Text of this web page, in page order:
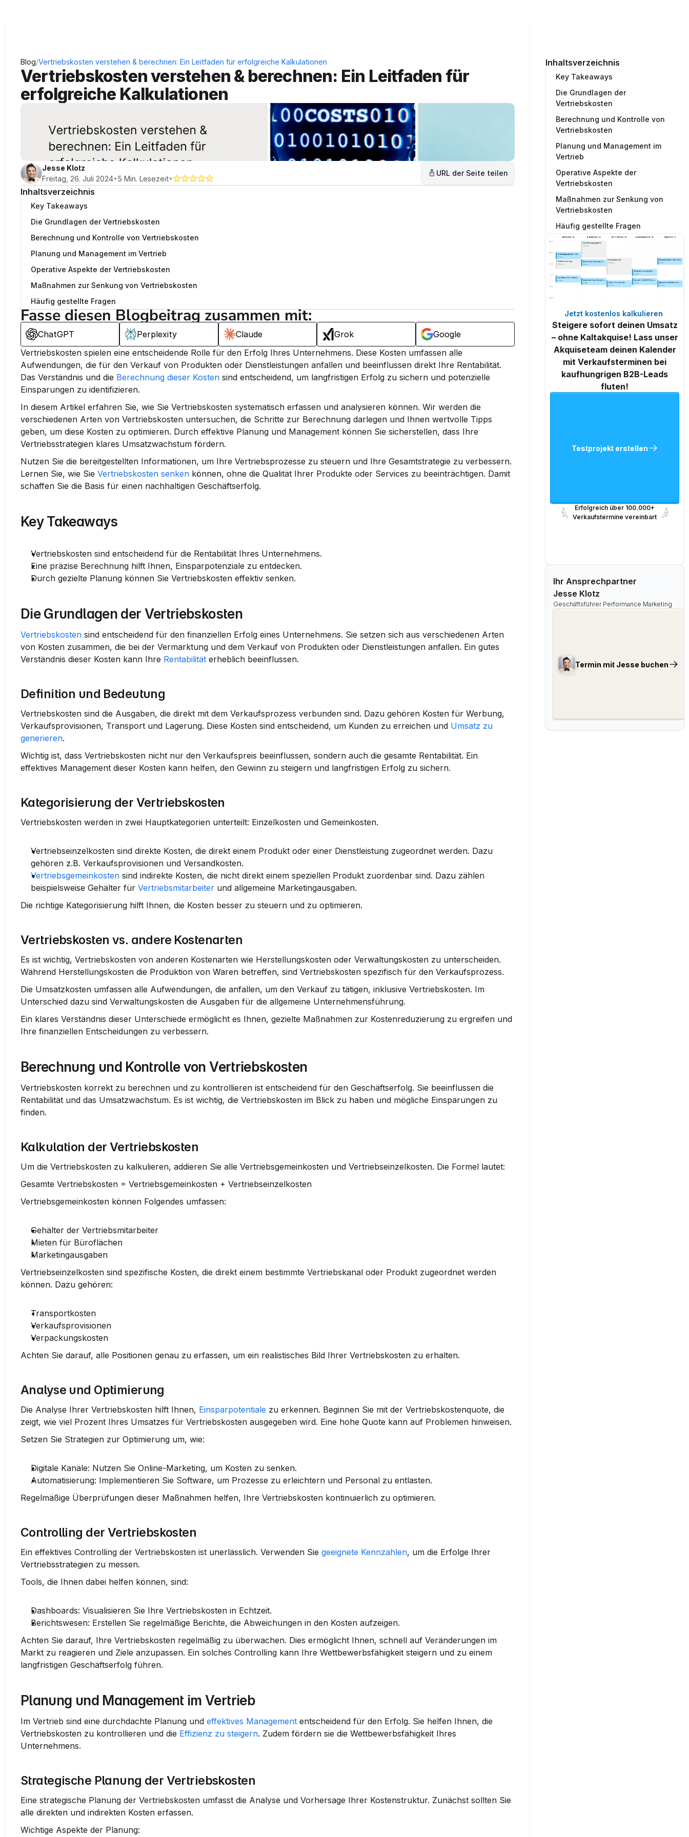
Inhaltsverzeichnis
Key Takeaways
Die Grundlagen der
Vertriebskosten
Berechnung und Kontrolle von
Vertriebskosten
Planung und Management im
Vertrieb
Operative Aspekte der
Vertriebskosten
Maßnahmen zur Senkung von
Vertriebskosten
Häufig gestellte Fragen
Jetzt kostenlos kalkulieren
Steigere sofort deinen Umsatz
– ohne Kaltakquise! Lass unser
Akquiseteam deinen Kalender
mit Verkaufsterminen bei
kaufhungrigen B2B-Leads
fluten!
Testprojekt erstellen
Erfolgreich über 100.000+
Verkaufstermine vereinbart
Ihr Ansprechpartner
Jesse Klotz
Geschäftsführer Performance Marketing
Termin mit Jesse buchen
Blog/Vertriebskosten verstehen & berechnen: Ein Leitfaden für erfolgreiche Kalkulationen
Vertriebskosten verstehen & berechnen: Ein Leitfaden für
erfolgreiche Kalkulationen
Jesse Klotz
Freitag, 26. Juli 2024•5 Min. Lesezeit•
URL der Seite teilen
Inhaltsverzeichnis
Key Takeaways
Die Grundlagen der Vertriebskosten
Berechnung und Kontrolle von Vertriebskosten
Planung und Management im Vertrieb
Operative Aspekte der Vertriebskosten
Maßnahmen zur Senkung von Vertriebskosten
Häufig gestellte Fragen
Fasse diesen Blogbeitrag zusammen mit:
ChatGPT Perplexity Claude Grok
Google
Vertriebskosten spielen eine entscheidende Rolle für den Erfolg Ihres Unternehmens. Diese Kosten umfassen alle
Aufwendungen, die für den Verkauf von Produkten oder Dienstleistungen anfallen und beeinflussen direkt Ihre Rentabilität.
Das Verständnis und die Berechnung dieser Kosten sind entscheidend, um langfristigen Erfolg zu sichern und potenzielle
Einsparungen zu identifizieren.
In diesem Artikel erfahren Sie, wie Sie Vertriebskosten systematisch erfassen und analysieren können. Wir werden die
verschiedenen Arten von Vertriebskosten untersuchen, die Schritte zur Berechnung darlegen und Ihnen wertvolle Tipps
geben, um diese Kosten zu optimieren. Durch effektive Planung und Management können Sie sicherstellen, dass Ihre
Vertriebsstrategien klares Umsatzwachstum fördern.
Nutzen Sie die bereitgestellten Informationen, um Ihre Vertriebsprozesse zu steuern und Ihre Gesamtstrategie zu verbessern.
Lernen Sie, wie Sie Vertriebskosten senken können, ohne die Qualität Ihrer Produkte oder Services zu beeinträchtigen. Damit
schaffen Sie die Basis für einen nachhaltigen Geschäftserfolg.
Key Takeaways
Vertriebskosten sind entscheidend für die Rentabilität Ihres Unternehmens.
Eine präzise Berechnung hilft Ihnen, Einsparpotenziale zu entdecken.
Durch gezielte Planung können Sie Vertriebskosten effektiv senken.
Die Grundlagen der Vertriebskosten
Vertriebskosten sind entscheidend für den finanziellen Erfolg eines Unternehmens. Sie setzen sich aus verschiedenen Arten
von Kosten zusammen, die bei der Vermarktung und dem Verkauf von Produkten oder Dienstleistungen anfallen. Ein gutes
Verständnis dieser Kosten kann Ihre Rentabilität erheblich beeinflussen.
Definition und Bedeutung
Vertriebskosten sind die Ausgaben, die direkt mit dem Verkaufsprozess verbunden sind. Dazu gehören Kosten für Werbung,
Verkaufsprovisionen, Transport und Lagerung. Diese Kosten sind entscheidend, um Kunden zu erreichen und Umsatz zu
generieren.
Wichtig ist, dass Vertriebskosten nicht nur den Verkaufspreis beeinflussen, sondern auch die gesamte Rentabilität. Ein
effektives Management dieser Kosten kann helfen, den Gewinn zu steigern und langfristigen Erfolg zu sichern.
Kategorisierung der Vertriebskosten
Vertriebskosten werden in zwei Hauptkategorien unterteilt: Einzelkosten und Gemeinkosten.
Vertriebseinzelkosten sind direkte Kosten, die direkt einem Produkt oder einer Dienstleistung zugeordnet werden. Dazu
gehören z.B. Verkaufsprovisionen und Versandkosten.
Vertriebsgemeinkosten sind indirekte Kosten, die nicht direkt einem speziellen Produkt zuordenbar sind. Dazu zählen
beispielsweise Gehälter für Vertriebsmitarbeiter und allgemeine Marketingausgaben.
Die richtige Kategorisierung hilft Ihnen, die Kosten besser zu steuern und zu optimieren.
Vertriebskosten vs. andere Kostenarten
Es ist wichtig, Vertriebskosten von anderen Kostenarten wie Herstellungskosten oder Verwaltungskosten zu unterscheiden.
Während Herstellungskosten die Produktion von Waren betreffen, sind Vertriebskosten spezifisch für den Verkaufsprozess.
Die Umsatzkosten umfassen alle Aufwendungen, die anfallen, um den Verkauf zu tätigen, inklusive Vertriebskosten. Im
Unterschied dazu sind Verwaltungskosten die Ausgaben für die allgemeine Unternehmensführung.
Ein klares Verständnis dieser Unterschiede ermöglicht es Ihnen, gezielte Maßnahmen zur Kostenreduzierung zu ergreifen und
Ihre finanziellen Entscheidungen zu verbessern.
Berechnung und Kontrolle von Vertriebskosten
Vertriebskosten korrekt zu berechnen und zu kontrollieren ist entscheidend für den Geschäftserfolg. Sie beeinflussen die
Rentabilität und das Umsatzwachstum. Es ist wichtig, die Vertriebskosten im Blick zu haben und mögliche Einsparungen zu
finden.
Kalkulation der Vertriebskosten
Um die Vertriebskosten zu kalkulieren, addieren Sie alle Vertriebsgemeinkosten und Vertriebseinzelkosten. Die Formel lautet:
Gesamte Vertriebskosten = Vertriebsgemeinkosten + Vertriebseinzelkosten
Vertriebsgemeinkosten können Folgendes umfassen:
Gehälter der Vertriebsmitarbeiter
Mieten für Büroflächen
Marketingausgaben
Vertriebseinzelkosten sind spezifische Kosten, die direkt einem bestimmte Vertriebskanal oder Produkt zugeordnet werden
können. Dazu gehören:
Transportkosten
Verkaufsprovisionen
Verpackungskosten
Achten Sie darauf, alle Positionen genau zu erfassen, um ein realistisches Bild Ihrer Vertriebskosten zu erhalten.
Analyse und Optimierung
Die Analyse Ihrer Vertriebskosten hilft Ihnen, Einsparpotentiale zu erkennen. Beginnen Sie mit der Vertriebskostenquote, die
zeigt, wie viel Prozent Ihres Umsatzes für Vertriebskosten ausgegeben wird. Eine hohe Quote kann auf Problemen hinweisen.
Setzen Sie Strategien zur Optimierung um, wie:
Digitale Kanäle: Nutzen Sie Online-Marketing, um Kosten zu senken.
Automatisierung: Implementieren Sie Software, um Prozesse zu erleichtern und Personal zu entlasten.
Regelmäßige Überprüfungen dieser Maßnahmen helfen, Ihre Vertriebskosten kontinuierlich zu optimieren.
Controlling der Vertriebskosten
Ein effektives Controlling der Vertriebskosten ist unerlässlich. Verwenden Sie geeignete Kennzahlen, um die Erfolge Ihrer
Vertriebsstrategien zu messen.
Tools, die Ihnen dabei helfen können, sind:
Dashboards: Visualisieren Sie Ihre Vertriebskosten in Echtzeit.
Berichtswesen: Erstellen Sie regelmäßige Berichte, die Abweichungen in den Kosten aufzeigen.
Achten Sie darauf, Ihre Vertriebskosten regelmäßig zu überwachen. Dies ermöglicht Ihnen, schnell auf Veränderungen im
Markt zu reagieren und Ziele anzupassen. Ein solches Controlling kann Ihre Wettbewerbsfähigkeit steigern und zu einem
langfristigen Geschäftserfolg führen.
Planung und Management im Vertrieb
Im Vertrieb sind eine durchdachte Planung und effektives Management entscheidend für den Erfolg. Sie helfen Ihnen, die
Vertriebskosten zu kontrollieren und die Effizienz zu steigern. Zudem fördern sie die Wettbewerbsfähigkeit Ihres
Unternehmens.
Strategische Planung der Vertriebskosten
Eine strategische Planung der Vertriebskosten umfasst die Analyse und Vorhersage Ihrer Kostenstruktur. Zunächst sollten Sie
alle direkten und indirekten Kosten erfassen.
Wichtige Aspekte der Planung: